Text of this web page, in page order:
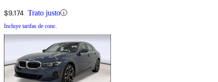
$9,174 Trato justo
Incluye tarifas de conc.